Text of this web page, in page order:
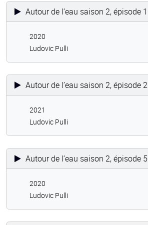
Autour de l’eau saison 2, épisode 1
2020
Ludovic Pulli
Autour de l’eau saison 2, épisode 2
2021
Ludovic Pulli
Autour de l’eau saison 2, épisode 5
2020
Ludovic Pulli